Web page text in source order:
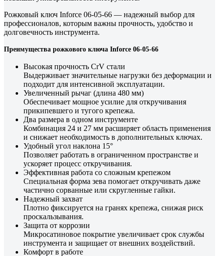
Рожковый ключ Inforce 06-05-66 — надежный выбор для
профессионалов, которым важны прочность, удобство и
долговечность инструмента.
Преимущества рожкового ключа Inforce 06-05-66
Высокая прочность CrV стали
Выдерживает значительные нагрузки без деформации и
подходит для интенсивной эксплуатации.
Увеличенный рычаг (длина 480 мм)
Обеспечивает мощное усилие для откручивания
прикипевшего и тугого крепежа.
Два размера в одном инструменте
Комбинация 24 и 27 мм расширяет область применения
и снижает необходимость в дополнительных ключах.
Удобный угол наклона 15°
Позволяет работать в ограниченном пространстве и
ускоряет процесс откручивания.
Эффективная работа со сложным крепежом
Специальная форма зева помогает откручивать даже
частично сорванные или скругленные гайки.
Надежный захват
Плотно фиксируется на гранях крепежа, снижая риск
проскальзывания.
Защита от коррозии
Микросатиновое покрытие увеличивает срок службы
инструмента и защищает от внешних воздействий.
Комфорт в работе